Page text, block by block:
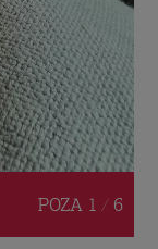
POZA 1 / 6